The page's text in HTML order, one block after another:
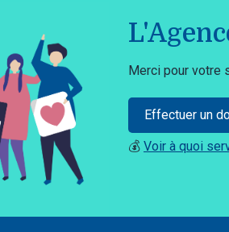
Merci pour votre
Effectuer un
💰 Voir à quoi